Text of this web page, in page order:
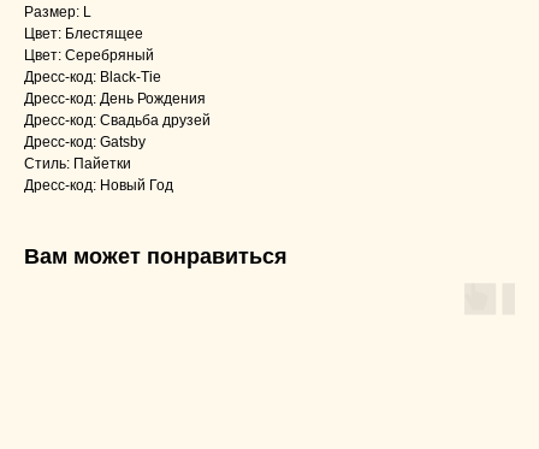
Размер: L
Цвет: Блестящее
Цвет: Серебряный
Дресс-код: Black-Tie
Дресс-код: День Рождения
Дресс-код: Свадьба друзей
Дресс-код: Gatsby
Стиль: Пайетки
Дресс-код: Новый Год
Вам может понравиться